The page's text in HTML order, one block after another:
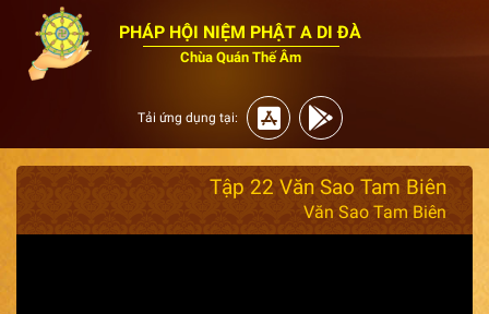
PHÁP HỘI NIỆM PHẬT A DI ĐÀ
Chùa Quán Thế Âm
Tải ứng dụng tại:
Tập 22 Văn Sao Tam Biên
Văn Sao Tam Biên